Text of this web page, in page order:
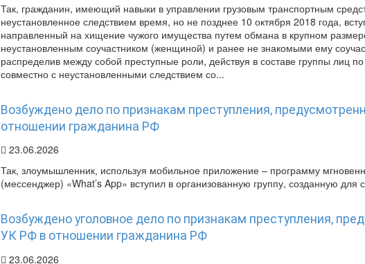
Так, гражданин, имеющий навыки в управлении грузовым транспортным
неустановленное следствием время, но не позднее 10 октября 2018 года,
направленный на хищение чужого имущества путем обмана в крупном
неустановленным соучастником (женщиной) и ранее не знакомыми ему
распределив между собой преступные роли, действуя в составе группы лиц
совместно с неустановленными следствием со...
Возбуждено дело по признакам преступления,
отношении гражданина РФ
23.06.2026
Так, злоумышленник, используя мобильное приложение – программу
(мессенджер) «What’s App» вступил в организованную группу, созданную для
Возбуждено уголовное дело по признакам преступления,
УК РФ в отношении гражданина РФ
23.06.2026